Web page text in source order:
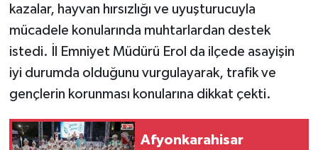
kazalar, hayvan hırsızlığı ve uyuşturucuyla
mücadele konularında muhtarlardan destek
istedi. İl Emniyet Müdürü Erol da ilçede asayişin
iyi durumda olduğunu vurgulayarak, trafik ve
gençlerin korunması konularına dikkat çekti.
Afyonkarahisar